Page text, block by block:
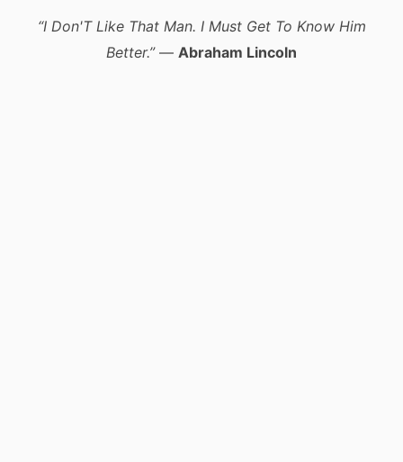
“I Don'T Like That Man. I Must Get To Know Him
Better.”— Abraham Lincoln